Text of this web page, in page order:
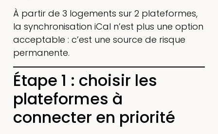
À partir de 3 logements sur 2 plateformes,
la synchronisation iCal n’est plus une option
acceptable : c’est une source de risque
permanente.
Étape 1 : choisir les
plateformes à
connecter en priorité